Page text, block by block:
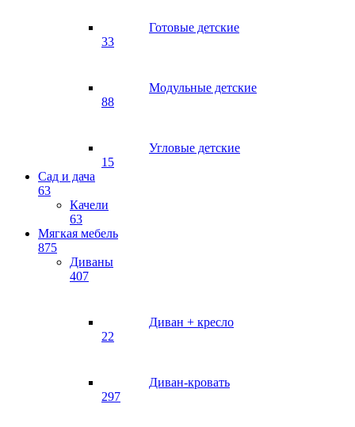
Готовые детские
33
Модульные детские
88
Угловые детские
15
Сад и дача
63
Качели
63
Мягкая мебель
875
Диваны
407
Диван + кресло
22
Диван-кровать
297